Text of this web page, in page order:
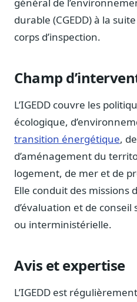
Affaires réglementaires
JO, décrets, conseil des
Parlementaires
Journalistes
Veille en temps réel, embeds
Chercheurs
Données exhaustives pour
Suivi par secteur
Cas d'usage concrets
Conseil (Advisory)
Consultants seniors,
général de
durable (CGEDD) à la
corps d’inspection.
Champ
L’IGEDD couvre les
écologique,
transition énergétique,
d’aménagement du
logement, de mer et de
Elle conduit des missions
d’évaluation et de
ou interministérielle.
Avis et expertise
L’IGEDD est